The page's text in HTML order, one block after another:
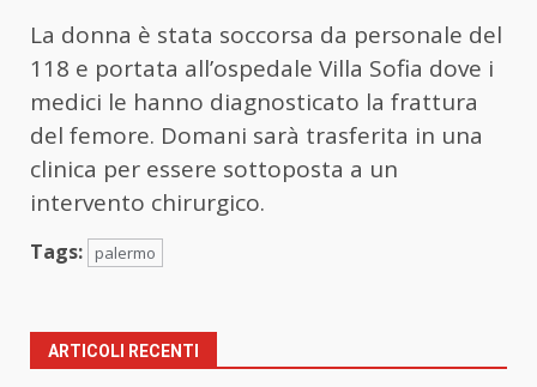
La donna è stata soccorsa da personale del
118 e portata all’ospedale Villa Sofia dove i
medici le hanno diagnosticato la frattura
del femore. Domani sarà trasferita in una
clinica per essere sottoposta a un
intervento chirurgico.
Tags: palermo
ARTICOLI RECENTI